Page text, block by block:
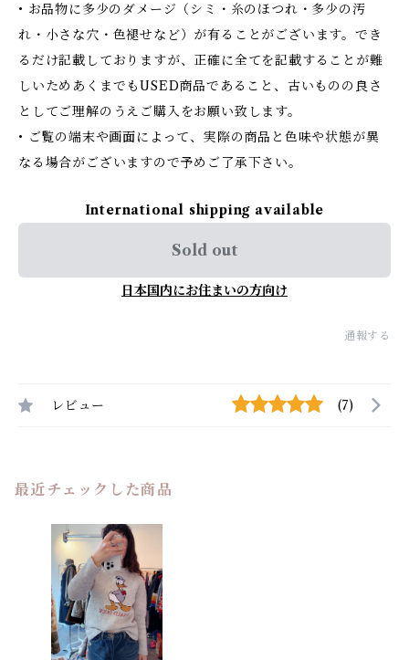
• お品物に多少のダメージ（シミ・糸のほつれ・多少の汚
れ・小さな穴・色褪せなど）が有ることがございます。でき
るだけ記載しておりますが、正確に全てを記載することが難
しいためあくまでもUSED商品であること、古いものの良さ
としてご理解のうえご購入をお願い致します。
• ご覧の端末や画面によって、実際の商品と色味や状態が異
なる場合がございますので予めご了承下さい。
International shipping available
Sold out
日本国内にお住まいの方向け
通報する
レビュー (7)
最近チェックした商品